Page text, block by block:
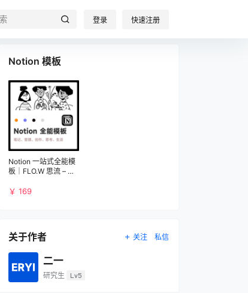
登录 快速注册
Notion 模板
Notion 一站式全能模
板｜FLO.W 思流 – 专
￥ 169
关于作者 关注 私信
二一
研究生 Lv5